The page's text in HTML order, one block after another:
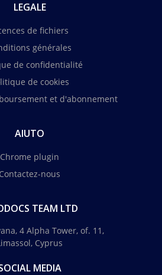
LEGALE
de fichiers
générales
de confidentialité
de cookies
et d'abonnement
AIUTO
Chrome plugin
Contactez-nous
TEAM LTD
4 Alpha Tower, of. 11,
Cyprus
MEDIA